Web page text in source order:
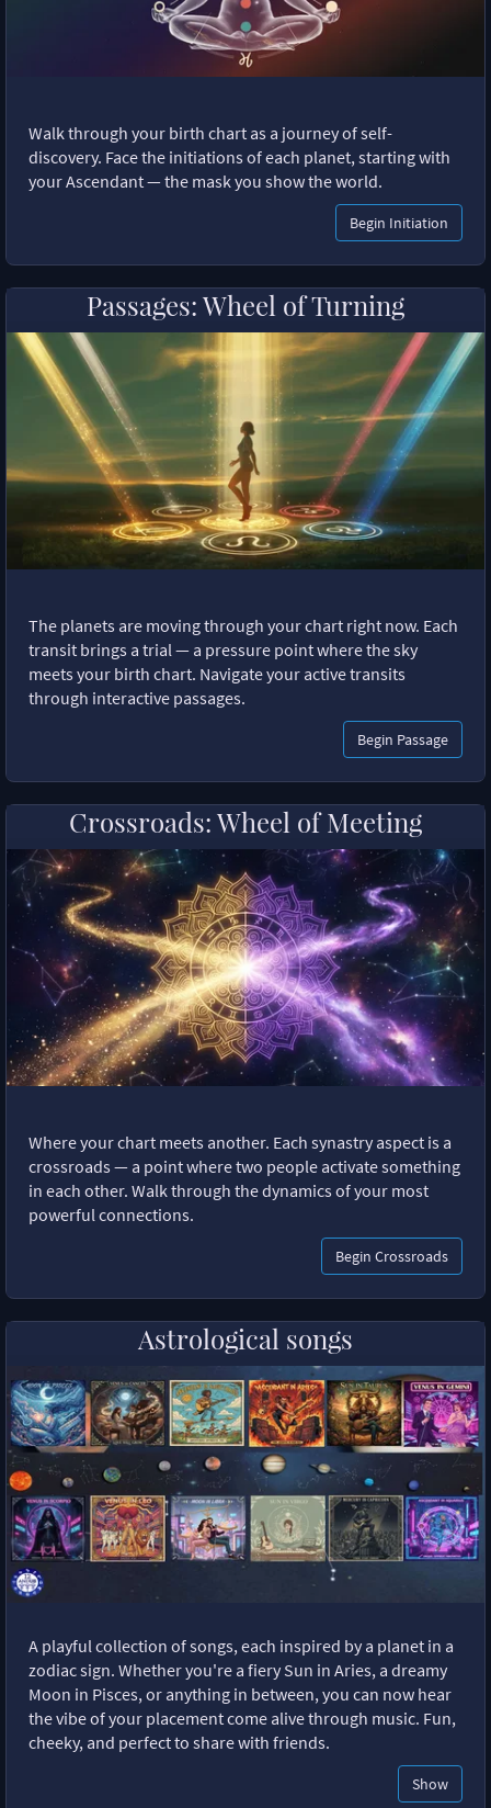
Walk through your birth chart as a journey of self-
discovery. Face the initiations of each planet, starting with
your Ascendant — the mask you show the world.
Begin Initiation
Passages: Wheel of Turning
The planets are moving through your chart right now. Each
transit brings a trial — a pressure point where the sky
meets your birth chart. Navigate your active transits
through interactive passages.
Begin Passage
Crossroads: Wheel of Meeting
Where your chart meets another. Each synastry aspect is a
crossroads — a point where two people activate something
in each other. Walk through the dynamics of your most
powerful connections.
Begin Crossroads
Astrological songs
A playful collection of songs, each inspired by a planet in a
zodiac sign. Whether you're a fiery Sun in Aries, a dreamy
Moon in Pisces, or anything in between, you can now hear
the vibe of your placement come alive through music. Fun,
cheeky, and perfect to share with friends.
Show